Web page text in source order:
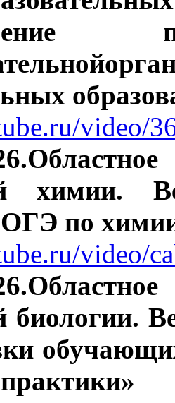
video/
химии.
ОГЭ по
video/
биологии.